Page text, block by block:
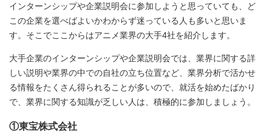
インターンシップや企業説明会に参加しようと思っていても、ど
この企業を選べばよいかわからず迷っている人も多いと思いま
す。そこでここからはアニメ業界の大手4社を紹介します。
大手企業のインターンシップや企業説明会では、業界に関する詳
しい説明や業界の中での自社の立ち位置など、業界分析で活かせ
る情報をたくさん得られることが多いので、就活を始めたばかり
で、業界に関する知識が乏しい人は、積極的に参加しましょう。
①東宝株式会社